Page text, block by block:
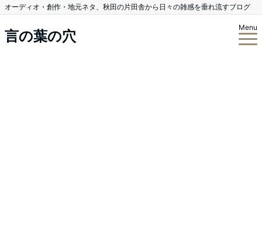
オーディオ・創作・地元ネタ、秋田の片田舎から日々の雑感を垂れ流すブログ
言の葉の穴
Menu